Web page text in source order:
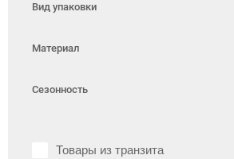
Вид упаковки
Материал
Сезонность
Товары из транзита